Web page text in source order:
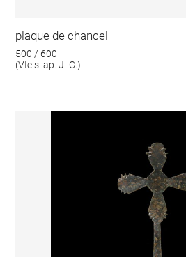
plaque de chancel
500 / 600
(VIe s. ap. J.-C.)